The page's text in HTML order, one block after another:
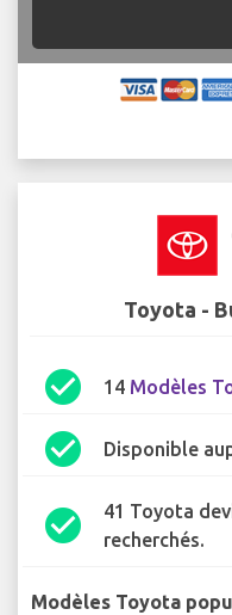
Toyota -
check_circle 14 Modèles
check_circle Disponible
check_circle
41 Toyota
recherchés.
Modèles Toyota